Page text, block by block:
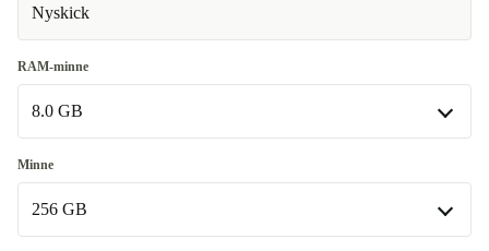
Nyskick
RAM-minne
8.0 GB
8.0 GB
Tillgänglig i andra konfigurationer
16.0 GB
Minne
256 GB